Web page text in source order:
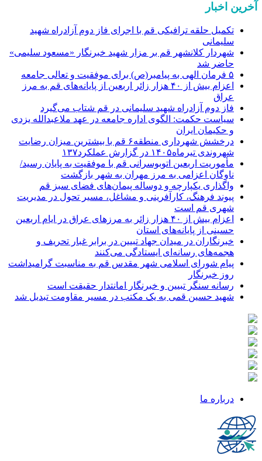
آخرین اخبار
تکمیل حلقه ترافیکی قم با اجرای فاز دوم آزادراه شهید
سلیمانی
شهردار کلانشهر قم بر مزار شهید خبرنگار «مسعود سلیمی»
حاضر شد
۵ فرمان الهی به پیامبر(ص) برای موفقیت و تعالی جامعه
اعزام بیش از ۴۰ هزار زائر اربعین از پایانه‌های قم به مرز
عراق
فاز دوم آزادراه شهید سلیمانی در قم شتاب می‌گیرد
سیاست حکمت: الگوی اداره جامعه در عهد ملاعبدالله یزدی
و حکیمان ایران
درخشش شهرداری منطقه۶ قم با بیشترین میزان رضایت
شهروندی تیرماه۱۴۰۵ در گزارش عملکرد۱۳۷
مأموریت اربعین اتوبوسرانی قم با موفقیت به پایان رسید/
ناوگان اعزامی به مرز مهران به شهر بازگشت
واگذاری یکپارچه و دوساله پیمان‌های فضای سبز قم
پیوند فرهنگ، کارآفرینی و مشاغل، مسیر تحول در مدیریت
شهری قم است
اعزام بیش از ۴۰ هزار زائر به مرزهای عراق در ایام اربعین
حسینی از پایانه‌های استان
خبرنگاران در میدان جهاد تبیین در برابر غبار تحریف و
هجمه‌های رسانه‌ای ایستادگی می‌کنند
پیام شورای اسلامی شهر مقدس قم به مناسبت گرامیداشت
روز خبرنگار
رسانه سنگر تبیین و خبرنگار امانتدار حقیقت است
شهید حسین قمی به یک مکتب در مسیر مقاومت تبدیل شد
درباره ما